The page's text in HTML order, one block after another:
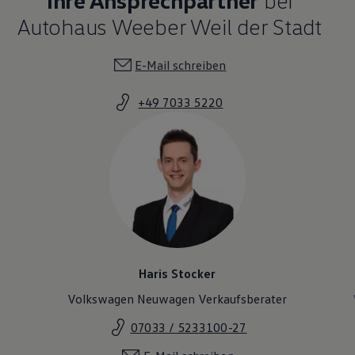
Autohaus Weeber Weil der Stadt
E-Mail schreiben
+49 7033 5220
Haris Stocker
Volkswagen Neuwagen Verkaufsberater
07033 / 5233100-27